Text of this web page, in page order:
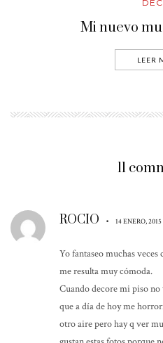
Mi nuevo
LEER
11
ROCIO • 14 ENERO,
Yo fantaseo muchas
me resulta muy cómoda.
Cuando decore mi piso no
que a día de hoy me
otro aire pero hay q ver